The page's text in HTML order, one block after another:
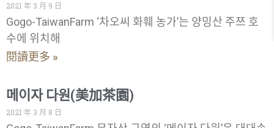
2021 年 3 月 9 日
Gogo-TaiwanFarm ‘차오씨 화훼 농가’는 양밍산 주쯔 호
수에 위치해
閱讀更多 »
메이자 다원(美加茶園)
2021 年 3 月 8 日